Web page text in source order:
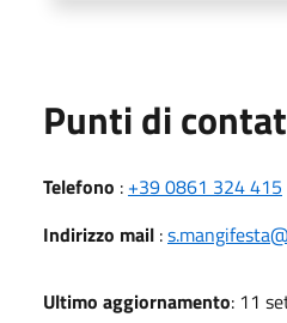
Punti di
Telefono : +39 0861 324 415
Indirizzo mail :
Ultimo aggiornamento: 11